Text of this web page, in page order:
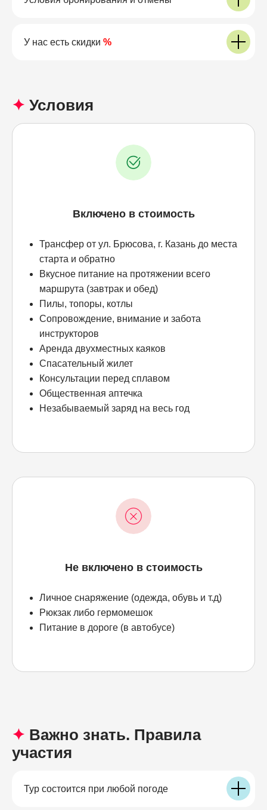
У нас есть скидки %
✦ Условия
Включено в стоимость
Трансфер от ул. Брюсова, г. Казань до места
старта и обратно
Вкусное питание на протяжении всего
маршрута (завтрак и обед)
Пилы, топоры, котлы
Сопровождение, внимание и забота
инструкторов
Аренда двухместных каяков
Спасательный жилет
Консультации перед сплавом
Общественная аптечка
Незабываемый заряд на весь год
Не включено в стоимость
Личное снаряжение (одежда, обувь и т.д)
Рюкзак либо гермомешок
Питание в дороге (в автобусе)
✦ Важно знать. Правила
участия
Тур состоится при любой погоде